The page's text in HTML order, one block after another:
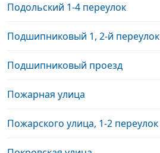
Подольский 1-4 переулок
Подшипниковый 1, 2-й переулок
Подшипниковый проезд
Пожарная улица
Пожарского улица, 1-2 переулок